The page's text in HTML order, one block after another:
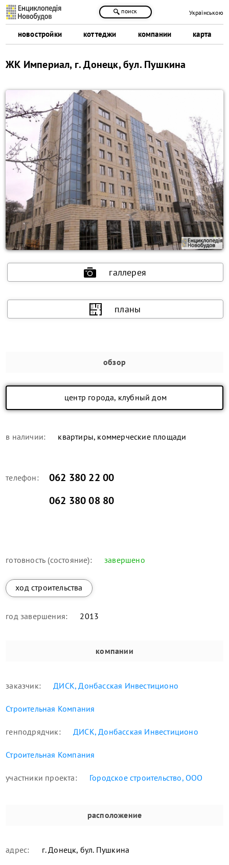
новостройки коттеджи компании карта
поиск Українською
ЖК Империал, г. Донецк, бул. Пушкина
галлерея
планы
обзор
центр города, клубный дом
в наличии: квартиры, коммерческие площади
телефон:
062 380 22 00
062 380 08 80
готовность (состояние): завершено
ход строительства
год завершения: 2013
компании
заказчик: ДИСК, Донбасская Инвестиционо
Строительная Компания
генподрядчик: ДИСК, Донбасская Инвестиционо
Строительная Компания
участники проекта: Городское строительство, ООО
расположение
адрес: г. Донецк, бул. Пушкина